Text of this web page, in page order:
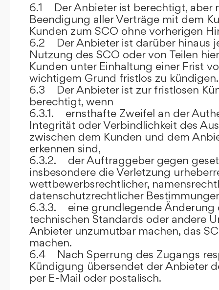
6.1 Der Anbieter ist berechtigt, aber
Beendigung aller Verträge mit dem
Kunden zum SCO ohne vorherigen
6.2 Der Anbieter ist darüber hinaus
Nutzung des SCO oder von Teilen
Kunden unter Einhaltung einer Frist
wichtigem Grund fristlos zu kündigen.
6.3 Der Anbieter ist zur fristlosen
berechtigt, wenn
6.3.1. ernsthafte Zweifel an der
Integrität oder Verbindlichkeit des
zwischen dem Kunden und dem
erkennen sind,
6.3.2. der Auftraggeber gegen
insbesondere die Verletzung
wettbewerbsrechtlicher,
datenschutzrechtlicher
6.3.3. eine grundlegende Änderung
technischen Standards oder andere
Anbieter unzumutbar machen, das
machen.
6.4 Nach Sperrung des Zugangs
Kündigung übersendet der Anbieter
per E-Mail oder postalisch.